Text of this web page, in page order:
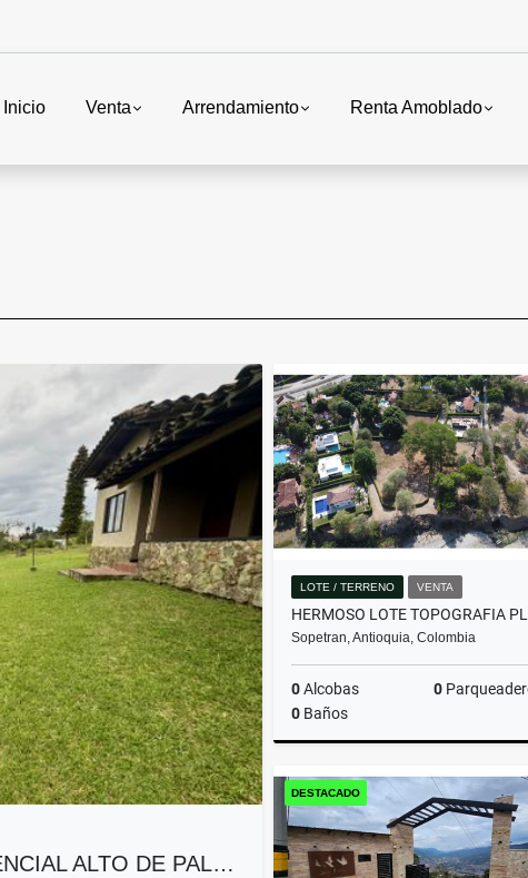
Inicio Venta Arrendamiento Renta Amoblado
ALTO DE PAL…
LOTE / TERRENO VENTA
Sopetran, Antioquia, Colombia
0Alcobas 0
0 Baños
$480.000.000
DESTACADO